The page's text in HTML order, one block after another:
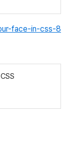
face-in-css-8